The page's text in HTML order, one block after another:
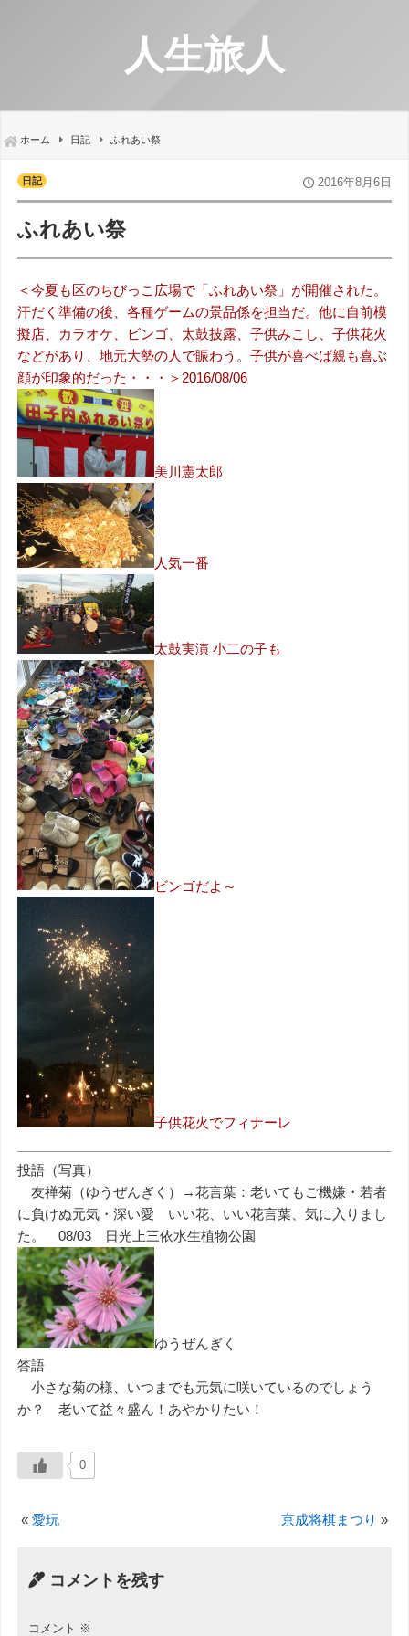
人生旅人
ホーム 日記 ふれあい祭
日記 2016年8月6日
ふれあい祭
＜今夏も区のちびっこ広場で「ふれあい祭」が開催された。
汗だく準備の後、各種ゲームの景品係を担当だ。他に自前模
擬店、カラオケ、ビンゴ、太鼓披露、子供みこし、子供花火
などがあり、地元大勢の人で賑わう。子供が喜べば親も喜ぶ
顔が印象的だった・・・＞2016/08/06
美川憲太郎
人気一番
太鼓実演 小二の子も
ビンゴだよ～
子供花火でフィナーレ
投語（写真）
友禅菊（ゆうぜんぎく）→花言葉：老いてもご機嫌・若者
に負けぬ元気・深い愛 いい花、いい花言葉、気に入りまし
た。 08/03 日光上三依水生植物公園
ゆうぜんぎく
答語
小さな菊の様、いつまでも元気に咲いているのでしょう
か？ 老いて益々盛ん！あやかりたい！
0
« 愛玩 京成将棋まつり »
コメントを残す
コメント ※